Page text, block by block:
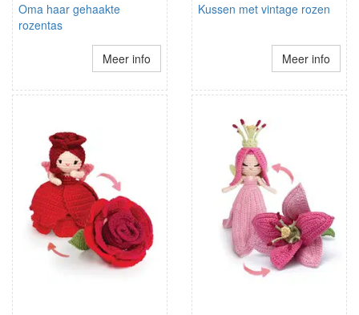
Oma haar gehaakte
rozentas
Meer info
Kussen met vintage rozen
Meer info